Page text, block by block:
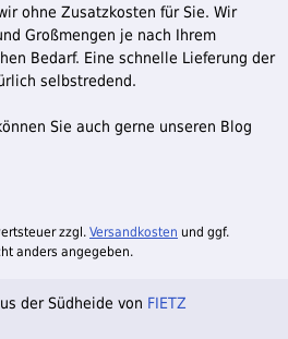
ohne Zusatzkosten für Sie. Wir
Großmengen je nach Ihrem
Bedarf. Eine schnelle Lieferung der
selbstredend.
Sie auch gerne unseren Blog
zzgl. Versandkosten und ggf.
anders angegeben.
der Südheide von FIETZ